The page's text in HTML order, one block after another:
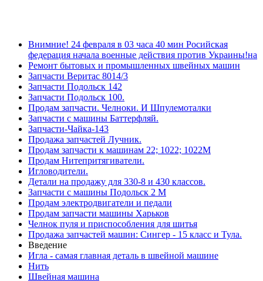
Внимние! 24 февраля в 03 часа 40 мин Росийская
федерация начала военные действия против Украины!на
Ремонт бытовых и промышленных швейных машин
Запчасти Веритас 8014/3
Запчасти Подольск 142
Запчасти Подольск 100.
Продам запчасти. Челноки. И Шпулемоталки
Запчасти с машины Баттерфляй.
Запчасти-Чайка-143
Продажа запчастей Лучник.
Продам запчасти к машинам 22; 1022; 1022М
Продам Нитепритягиватели.
Игловодители.
Детали на продажу для 330-8 и 430 классов.
Запчасти с машины Подольск 2 М
Продам электродвигатели и педали
Продам запчасти машины Харьков
Челнок пуля и приспособления для шитья
Продажа запчастей машин: Сингер - 15 класс и Тула.
Введение
Игла - самая главная деталь в швейной машине
Нить
Швейная машина